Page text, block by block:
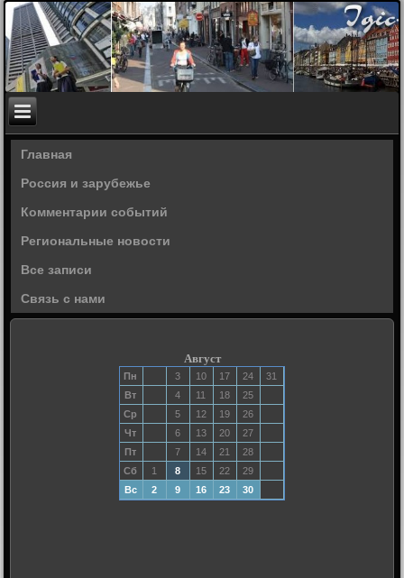
Главная
Россия и зарубежье
Комментарии событий
Региональные новости
Все записи
Связь с нами
Август
Пн 3 10 17 24
31
Вт
4 11 18
25
Ср
5 12 19
26
Чт
6 13 20
27
Пт
7 14 21
28
Сб
1 8 15 22
29
Вс
2 9 16 23 30